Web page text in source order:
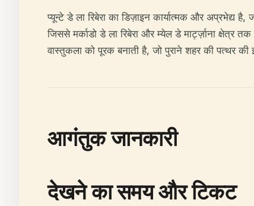
प्यून्टे डे ला रिबेरा का डिज़ाइन कार्यात्मक और
जिससे मर्काडो डे ला रिबेरा और म्येल डे मार्ट्ज़ाना क्षेत्र
वास्तुकला को पूरक बनाती है, जो पुराने शहर की पत्थर की
आगंतुक जानकारी
देखने का समय और टिकट